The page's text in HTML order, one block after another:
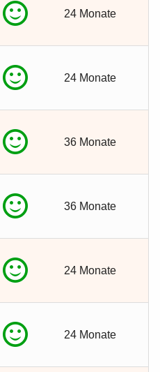
24 Monate
24 Monate
36 Monate
36 Monate
24 Monate
24 Monate